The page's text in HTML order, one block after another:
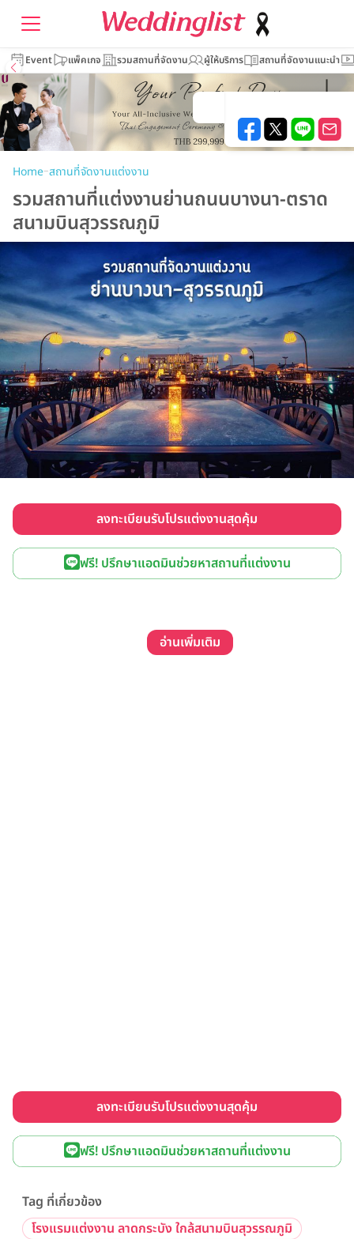
Event แพ็คเกจ รวมสถานที่จัดงาน ผู้ให้บริการ สถานที่จัดงานแนะนำ
Home–สถานที่จัดงานแต่งงาน
รวมสถานที่แต่งงานย่านถนนบางนา-ตราด
สนามบินสุวรรณภูมิ
ลงทะเบียนรับโปรแต่งงานสุดคุ้ม
ฟรี! ปรึกษาแอดมินช่วยหาสถานที่แต่งงาน
อ่านเพิ่มเติม
ลงทะเบียนรับโปรแต่งงานสุดคุ้ม
ฟรี! ปรึกษาแอดมินช่วยหาสถานที่แต่งงาน
Tag ที่เกี่ยวข้อง
โรงแรมแต่งงาน ลาดกระบัง ใกล้สนามบินสุวรรณภูมิ